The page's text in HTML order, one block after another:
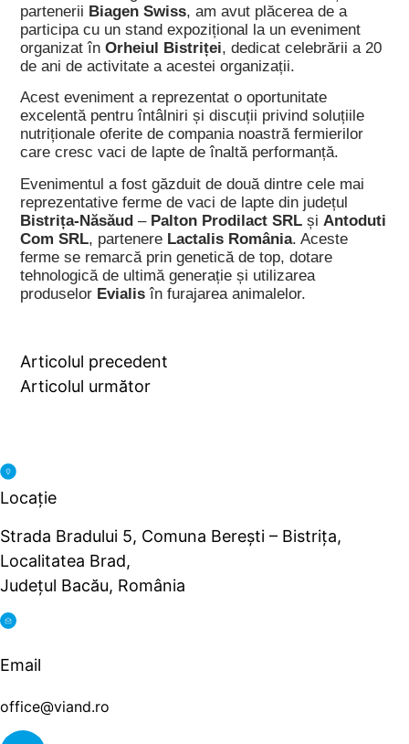
partenerii Biagen Swiss, am avut plăcerea de a
participa cu un stand expozițional la un eveniment
organizat înOrheiul Bistriței, dedicat celebrării a 20
de ani de activitate a acestei organizații.
Acest eveniment a reprezentat o oportunitate
excelentă pentru întâlniri și discuții privind soluțiile
nutriționale oferite de compania noastră fermierilor
care cresc vaci de lapte de înaltă performanță.
Evenimentul a fost găzduit de două dintre cele mai
reprezentative ferme de vaci de lapte din județul
Bistrița-Năsăud – Palton Prodilact SRL șiAntoduti
Com SRL, partenere Lactalis România. Aceste
ferme se remarcă prin genetică de top, dotare
tehnologică de ultimă generație și utilizarea
produselor Evialis în furajarea animalelor.
Articolul precedent
Articolul următor
Locație
Strada Bradului 5, Comuna Berești – Bistrița,
Localitatea Brad,
Județul Bacău, România
Email
office@viand.ro